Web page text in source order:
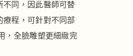
不同，因此醫師可替
療程，可針對不同部
，全臉雕塑更細緻完